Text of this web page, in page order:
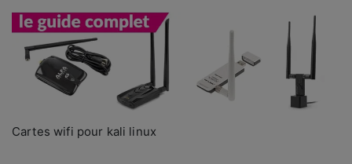
Cartes wifi pour kali linux